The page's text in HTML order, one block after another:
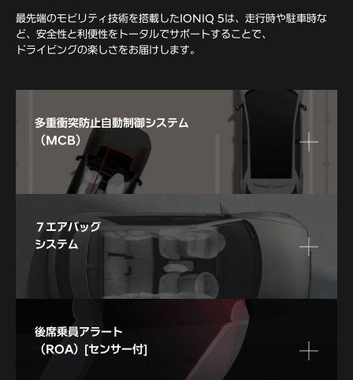
最先端のモビリティ技術を搭載したIONIQ 5は、走行時や駐車時な
ど、安全性と利便性をトータルでサポートすることで、
ドライビングの楽しさをお届けします。
多重衝突防止自動制御システム
（MCB）
７エアバッグ
システム
後席乗員アラート
（ROA）[センサー付]